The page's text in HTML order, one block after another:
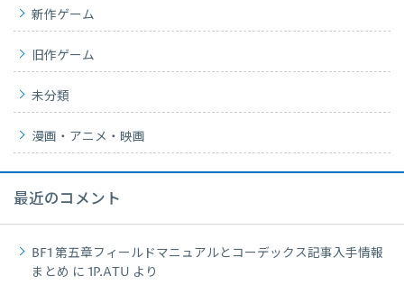
新作ゲーム
旧作ゲーム
未分類
漫画・アニメ・映画
最近のコメント
BF1 第五章フィールドマニュアルとコーデックス記事入手情報
まとめ に 1P.ATU より